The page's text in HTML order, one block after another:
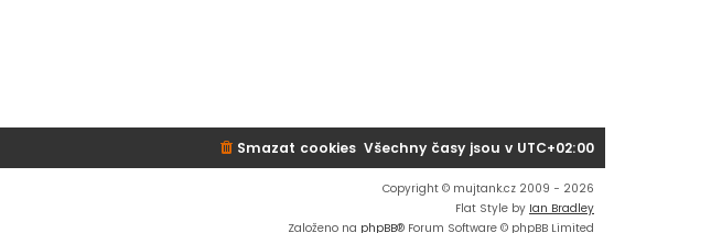
Všechny časy jsou v UTC+02:00
Smazat cookies
Copyright © mujtank.cz 2009 - 2026
Flat Style by Ian Bradley
Založeno na phpBB® Forum Software © phpBB Limited